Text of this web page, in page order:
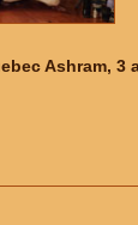
Ashram, 3